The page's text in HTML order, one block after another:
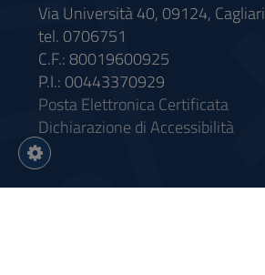
Via Università 40, 09124, Cagliari
tel. 0706751
C.F.: 80019600925
P.I.: 00443370929
Posta Elettronica Certificata
Dichiarazione di Accessibilità
Impostazioni
cookie